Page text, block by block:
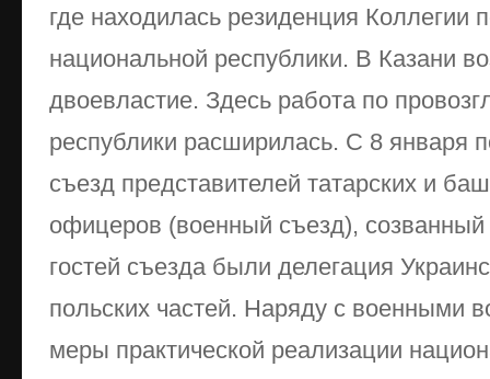
где находилась резиденция Коллегии
национальной республики. В Казани
двоевластие. Здесь работа по
республики расширилась. С 8 января
съезд представителей татарских и
офицеров (военный съезд),
гостей съезда были делегация
польских частей. Наряду с военными
меры практической реализации